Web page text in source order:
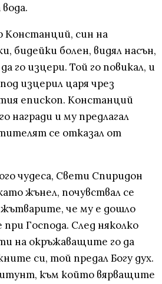
син на
бидейки болен, видял насън,
го изцери. Той го повикал, и
изцерил царя чрез
епископ. Констанций
награди и му предлагал
се отказал от
чудеса, Свети Спиридон
жънел, почувствал се
жътварите, че му е дошло
Господа. След няколко
на окръжаващите го да
си, той предал Богу дух.
към който вярващите